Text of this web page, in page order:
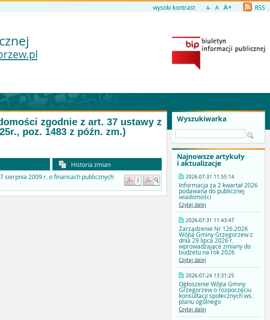
wysoki kontrast A- A A+ RSS
Wyszukiwarka
Najnowsze artykuły
i aktualizacje
2026-07-31 11:55:14
Informacja za 2 kwartał 2026
podawana do publicznej
wiadomości
Czytaj dalej
2026-07-31 11:43:47
Zarządzenie Nr 126.2026
Wójta Gminy Grzegorzew z
dnia 29 lipca 2026 r.
wprowadzające zmiany do
budżetu na rok 2026
Czytaj dalej
2026-07-24 13:31:25
Ogłoszenie Wójta Gminy
Grzegorzew o rozpoczęciu
konsultacji społecznych ws.
planu ogólnego
Czytaj dalej
zgodnie z art. 37 ustawy z
poz. 1483 z późn. zm.)
Historia zmian
sierpnia 2009 r. o finansach publicznych